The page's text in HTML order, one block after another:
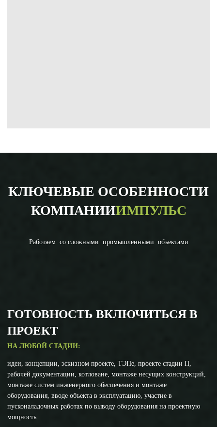
КЛЮЧЕВЫЕ ОСОБЕННОСТИ
КОМПАНИИИМПУЛЬС
Работаем со сложными промышленными объектами
ГОТОВНОСТЬ ВКЛЮЧИТЬСЯ В
ПРОЕКТ
НА ЛЮБОЙ СТАДИИ:
идеи, концепции, эскизном проекте, ТЭПе, проекте стадии П,
рабочей документации, котловане, монтаже несущих конструкций,
монтаже систем инженерного обеспечения и монтаже
оборудования, вводе объекта в эксплуатацию, участие в
пусконаладочных работах по выводу оборудования на проектную
мощность